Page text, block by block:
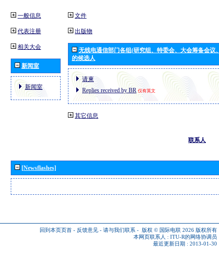
一般信息
代表注册
相关大会
新闻室
新闻室
文件
出版物
无线电通信部门各组(研究组、特委会、大会筹备会议
的候选人
请柬
Replies received by BR 仅有英文
其它信息
联系人
[Newsflashes]
回到本页页首 - 反馈意见 - 请与我们联系 - 版权 © 国际电联 2026 版权所有
本网页联系人 : ITU-R的网络协调员
最近更新日期 : 2013-01-30